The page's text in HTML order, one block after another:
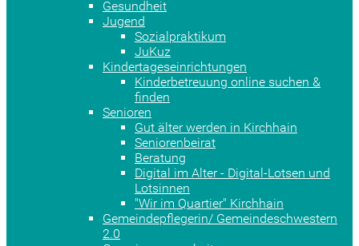
Gesundheit
Jugend
Sozialpraktikum
JuKuz
Kindertageseinrichtungen
Kinderbetreuung online suchen &
finden
Senioren
Gut älter werden in Kirchhain
Seniorenbeirat
Beratung
Digital im Alter - Digital-Lotsen und
Lotsinnen
"Wir im Quartier" Kirchhain
Gemeindepflegerin/ Gemeindeschwestern
2.0